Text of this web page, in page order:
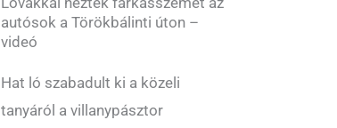
autósok a Törökbálinti úton –
videó
Hat ló szabadult ki a közeli
tanyáról a villanypásztor